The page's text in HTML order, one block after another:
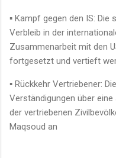
▪ Kampf gegen den IS: Die
Verbleib in der
Zusammenarbeit mit den
fortgesetzt und vertieft
▪ Rückkehr Vertriebener:
Verständigungen über
der vertriebenen
Maqsoud an